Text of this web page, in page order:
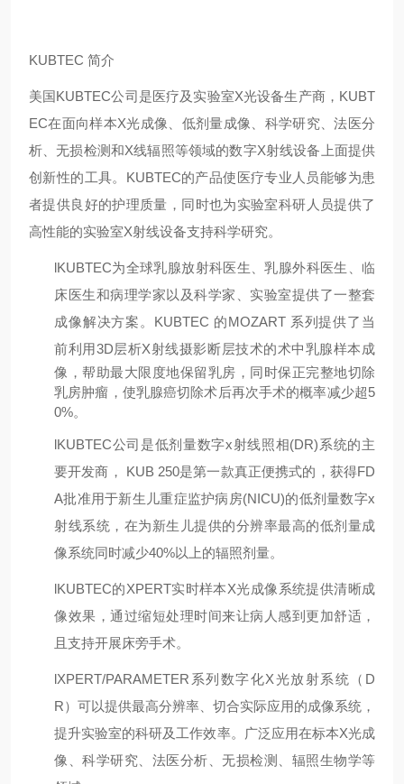
KUBTEC 简介
美国KUBTEC公司是医疗及 实验室X光设备生产商，KUBT
EC在面向样本X光成像、低剂量成像、科学研究、法医分
析、无损检测和X线辐照等领域的数字X射线设备上面提供
创新性的工具。KUBTEC的产品使医疗专业人员能够为患
者提供良好的护理质量 ，同时也为实验室科研人员提供了
高性能的实验室X射线设备支持科学研究。
lKUBTEC为全球乳腺放射科医生、乳腺外科医生、临
床医生和病理学家以及科学家、实验室提供了一整套
成像解决方案。KUBTEC 的MOZART 系列提供了当
前利用3D层析X射线摄影断层技术的术中乳腺样本成
像，帮助最大限度地保留乳房，同时保正完整地切除
乳房肿瘤，使乳腺癌切除术后再次手术的概率减少超5
0%。
lKUBTEC公司是低剂量数字x射线照相(DR)系统的主
要开发商， KUB 250是第一款真正便携式的，获得FD
A批准用于新生儿重症监护病房(NICU)的低剂量数字x
射线系统，在为新生儿提供的分辨率最高的低剂量成
像系统同时减少40%以上的辐照剂量。
lKUBTEC的XPERT实时样本X光成像系统提供清晰成
像效果，通过缩短处理时间来让病人感到更加舒适，
且支持开展床旁手术。
lXPERT/PARAMETER系列数字化X光放射系统（D
R）可以提供最高分辨率、切合实际应用的成像系统，
提升实验室的科研及工作效率。广泛应用在标本X光成
像、科学研究、法医分析、无损检测、辐照生物学等